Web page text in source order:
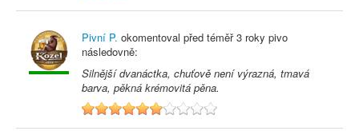
Pivní P. okomentoval před téměř 3 roky pivo
následovně:
Silnější dvanáctka, chuťově není výrazná, tmavá
barva, pěkná krémovitá pěna.
6